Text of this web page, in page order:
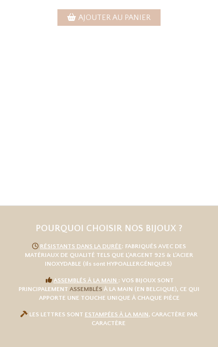
AJOUTER AU PANIER
POURQUOI CHOISIR NOS BIJOUX ?
 RÉSISTANTS DANS LA DURÉE: FABRIQUÉS AVEC DES
MATÉRIAUX DE QUALITÉ TELS QUE L 'ARGENT 925 & L'ACIER
INOXYDABLE (ils sont HYPOALLERGÉNIQUES)
 ASSEMBLÉS À LA MAIN : VOS BIJOUX SONT
PRINCIPALEMENT ASSEMBLÉS À LA MAIN (EN BELGIQUE), CE QUI
APPORTE UNE TOUCHE UNIQUE À CHAQUE PIÈCE
 LES LETTRES SONT ESTAMPÉES À LA MAIN, CARACTÈRE PAR
CARACTÈRE